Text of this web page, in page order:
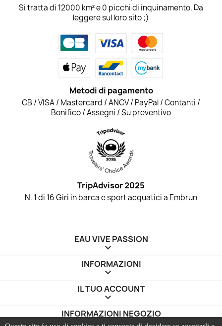
Si tratta di 12000 km² e 0 picchi di inquinamento. Da
leggere sul loro sito ;)
Metodi di pagamento
CB / VISA / Mastercard / ANCV / PayPal / Contanti /
Bonifico / Assegni / Su preventivo
TripAdvisor 2025
N. 1 di 16 Giri in barca e sport acquatici a Embrun
EAU VIVE PASSION

INFORMAZIONI

IL TUO ACCOUNT

INFORMAZIONI NEGOZIO
keyboard_arrow_down